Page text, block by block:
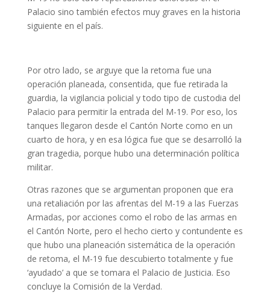
Palacio sino también efectos muy graves en la historia
siguiente en el país.
Por otro lado, se arguye que la retoma fue una
operación planeada, consentida, que fue retirada la
guardia, la vigilancia policial y todo tipo de custodia del
Palacio para permitir la entrada del M-19. Por eso, los
tanques llegaron desde el Cantón Norte como en un
cuarto de hora, y en esa lógica fue que se desarrolló la
gran tragedia, porque hubo una determinación política
militar.
Otras razones que se argumentan proponen que era
una retaliación por las afrentas del M-19 a las Fuerzas
Armadas, por acciones como el robo de las armas en
el Cantón Norte, pero el hecho cierto y contundente es
que hubo una planeación sistemática de la operación
de retoma, el M-19 fue descubierto totalmente y fue
‘ayudado’ a que se tomara el Palacio de Justicia. Eso
concluye la Comisión de la Verdad.